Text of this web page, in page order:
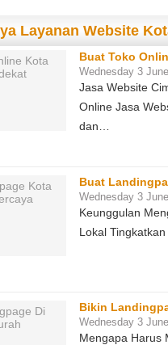
Layanan Website
Buat Toko
Wednesday 3
Jasa Website
Online Jasa
dan…
Buat
Wednesday 3
Keunggulan
Lokal
Bikin
Wednesday 3
Mengapa Harus